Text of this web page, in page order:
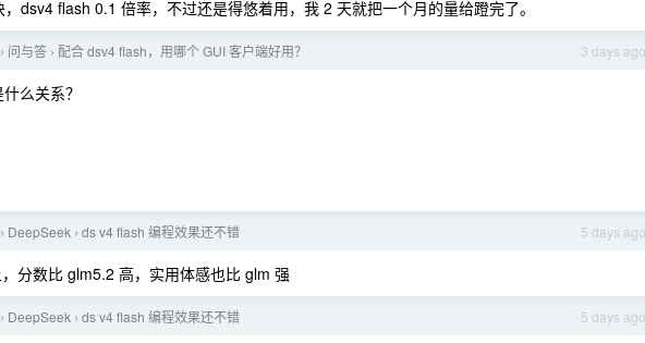
dsv4 flash 0.1 倍率，不过还是得悠着用，我 2 天就把一个月的量给蹬完了。
3 days ago
› 问与答 › 配合 dsv4 flash，用哪个 GUI 客户端好用？
么关系？
5 days ago
› DeepSeek › ds v4 flash 编程效果还不错
分数比 glm5.2 高，实用体感也比 glm 强
5 days ago
› DeepSeek › ds v4 flash 编程效果还不错